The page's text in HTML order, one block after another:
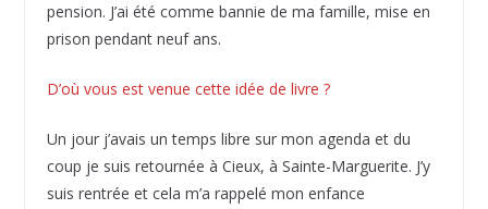
pension. J’ai été comme bannie de ma famille, mise en
prison pendant neuf ans.
D’où vous est venue cette idée de livre ?
Un jour j’avais un temps libre sur mon agenda et du
coup je suis retournée à Cieux, à Sainte-Marguerite. J’y
suis rentrée et cela m’a rappelé mon enfance